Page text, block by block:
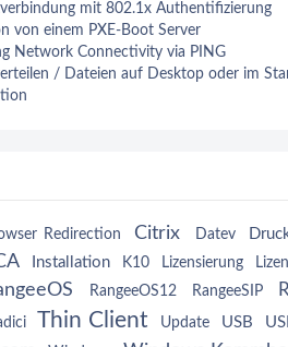
mit 802.1x Authentifizierung
von einem PXE-Boot Server
Network Connectivity via PING
/ Dateien auf Desktop oder im
Redirection Citrix Datev
Installation K10 Lizensierung
RangeeOS12 RangeeSIP
Thin Client Update USB